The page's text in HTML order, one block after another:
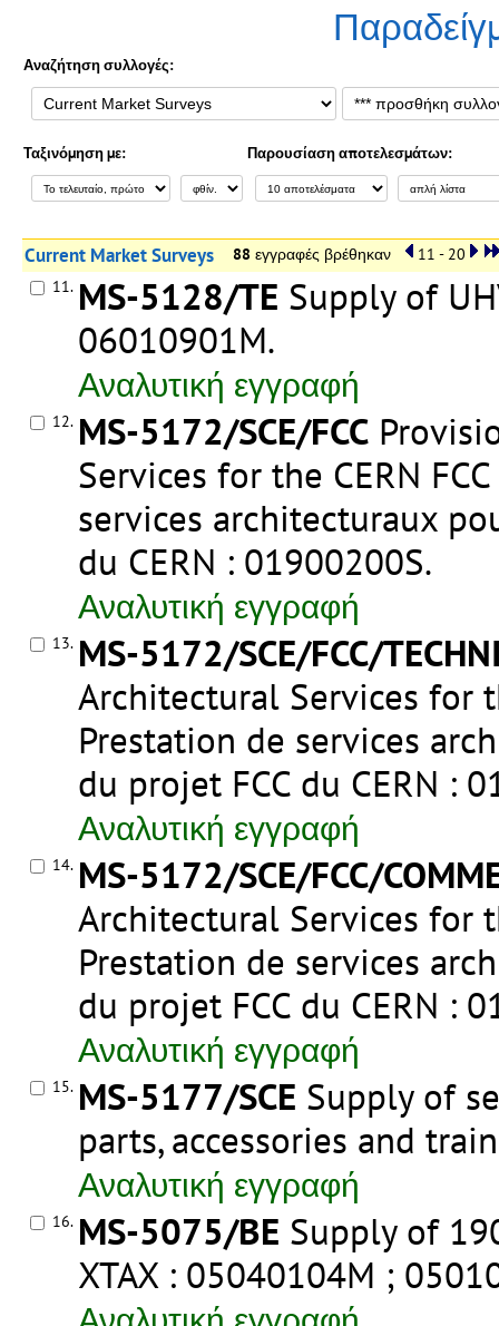
Αναζήτηση συλλογές:
Ταξινόμηση με: Παρουσίαση αποτελεσμάτων:
Current Market Surveys 88 εγγραφές βρέθηκαν
11 - 20
11. MS-5128/TE Supply of
06010901M.
Αναλυτική εγγραφή
12. MS-5172/SCE/FCC
Services for the CERN
services architecturaux
du CERN : 01900200S.
Αναλυτική εγγραφή
13. MS-5172/SCE/FCC/
Architectural Services for
Prestation de services
du projet FCC du CERN :
Αναλυτική εγγραφή
14. MS-5172/SCE/FCC/
Architectural Services for
Prestation de services
du projet FCC du CERN :
Αναλυτική εγγραφή
15. MS-5177/SCE Supply of
parts, accessories and
Αναλυτική εγγραφή
16. MS-5075/BE Supply of
XTAX : 05040104M ;